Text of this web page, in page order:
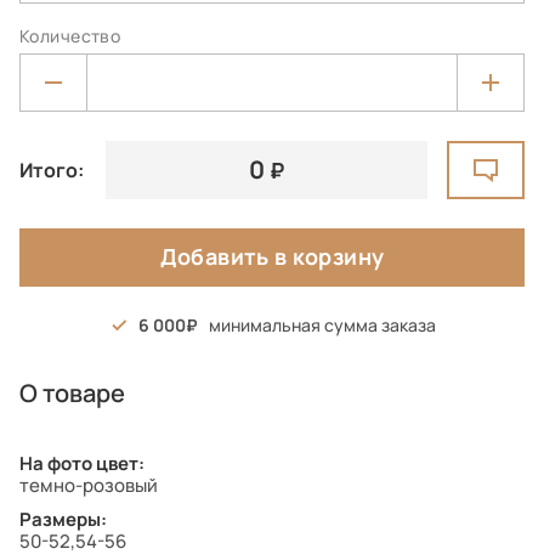
Количество
Итого: 0
Добавить в корзину
6 000 минимальная сумма заказа
О товаре
На фото цвет:
темно-розовый
Размеры:
50-52,54-56